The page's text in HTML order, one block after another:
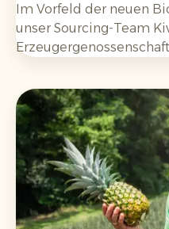
Im Vorfeld der neuen
unser Sourcing-Team
bereiteten wir
Monate vor.